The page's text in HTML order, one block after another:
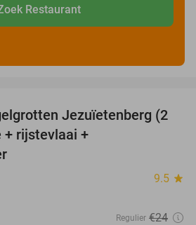
Restaurant
25%
Jezuïetenberg (2
rijstevlaai +
9.5 star
Regulier €24